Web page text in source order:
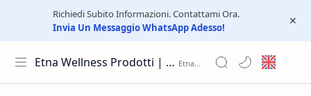
Richiedi Subito Informazioni. Contattami Ora.
Invia Un Messaggio WhatsApp Adesso!
Etna Wellness Prodotti | Distributore Elite Group